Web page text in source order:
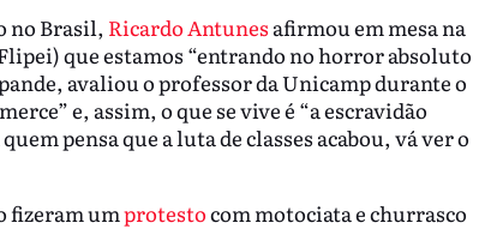
no Brasil, Ricardo Antunes afirmou em mesa na
que estamos “entrando no horror absoluto
avaliou o professor da Unicamp durante o
e, assim, o que se vive é “a escravidão
pensa que a luta de classes acabou, vá ver o
fizeram umprotestocom motociata e churrasco